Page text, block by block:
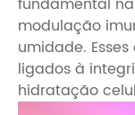
modulação
umidade.
ligados à
hidratação